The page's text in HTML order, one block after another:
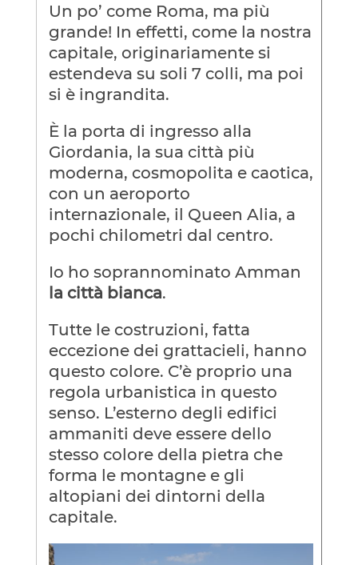
Un po’ come Roma, ma più
grande! In effetti, come la nostra
capitale, originariamente si
estendeva su soli 7 colli, ma poi
si è ingrandita.
È la porta di ingresso alla
Giordania, la sua città più
moderna, cosmopolita e caotica,
con un aeroporto
internazionale, il Queen Alia, a
pochi chilometri dal centro.
Io ho soprannominato Amman
la città bianca.
Tutte le costruzioni, fatta
eccezione dei grattacieli, hanno
questo colore. C’è proprio una
regola urbanistica in questo
senso. L’esterno degli edifici
ammaniti deve essere dello
stesso colore della pietra che
forma le montagne e gli
altopiani dei dintorni della
capitale.